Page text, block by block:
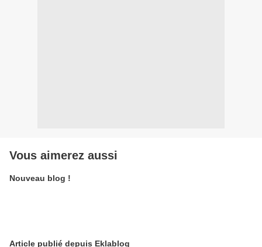
Vous aimerez aussi
Nouveau blog !
Article publié depuis Eklablog